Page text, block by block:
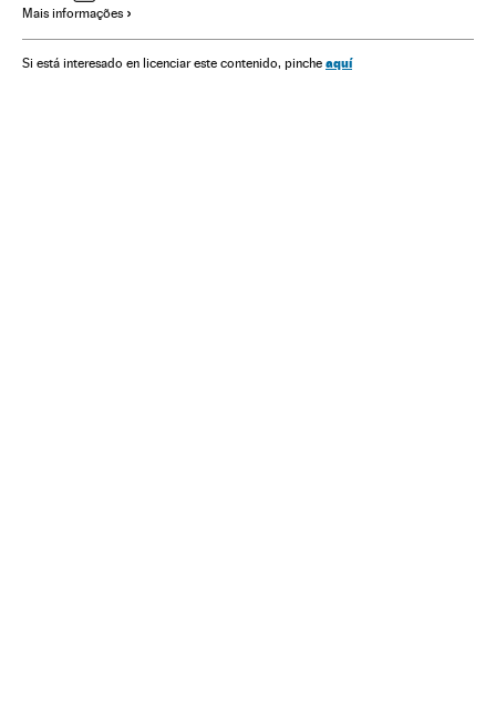
Mais informações
Si está interesado en licenciar este contenido, pinche aquí